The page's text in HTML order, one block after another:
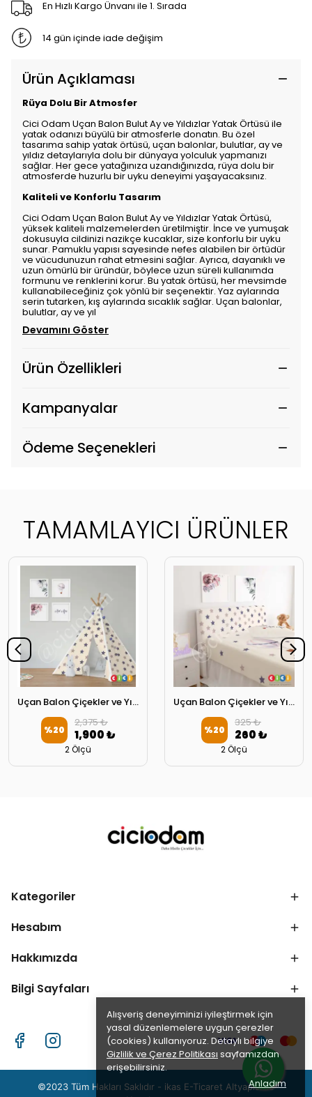
Alışveriş deneyiminizi iyileştirmek için
yasal düzenlemelere uygun çerezler
(cookies) kullanıyoruz. Detaylı bilgiye
Gizlilik ve Çerez Politikası sayfamızdan
erişebilirsiniz.
Anladım
En Hızlı Kargo Ünvanı ile 1. Sırada
14 gün içinde iade değişim
Ürün Açıklaması
Rüya Dolu Bir Atmosfer
Cici Odam Uçan Balon Bulut Ay ve Yıldızlar Yatak Örtüsü ile
yatak odanızı büyülü bir atmosferle donatın. Bu özel
tasarıma sahip yatak örtüsü, uçan balonlar, bulutlar, ay ve
yıldız detaylarıyla dolu bir dünyaya yolculuk yapmanızı
sağlar. Her gece yatağınıza uzandığınızda, rüya dolu bir
atmosferde huzurlu bir uyku deneyimi yaşayacaksınız.
Kaliteli ve Konforlu Tasarım
Cici Odam Uçan Balon Bulut Ay ve Yıldızlar Yatak Örtüsü,
yüksek kaliteli malzemelerden üretilmiştir. İnce ve yumuşak
dokusuyla cildinizi nazikçe kucaklar, size konforlu bir uyku
sunar. Pamuklu yapısı sayesinde nefes alabilen bir örtüdür
ve vücudunuzun rahat etmesini sağlar. Ayrıca, dayanıklı ve
uzun ömürlü bir üründür, böylece uzun süreli kullanımda
formunu ve renklerini korur. Bu yatak örtüsü, her mevsimde
kullanabileceğiniz çok yönlü bir seçenektir. Yaz aylarında
serin tutarken, kış aylarında sıcaklık sağlar. Uçan balonlar,
bulutlar, ay ve yıl
Devamını Göster
Ürün Özellikleri
Kampanyalar
Ödeme Seçenekleri
TAMAMLAYICI ÜRÜNLER
Uçan Balon Çiçekler ve Yıldızlar Oyun Çadırı
%20
2,375 ₺
1,900 ₺
2 Ölçü
Uçan Balon Çiçekler ve Yıldızlar Başlık Kılıfı
%20
325 ₺
260 ₺
2 Ölçü
Kategoriler
Hesabım
Hakkımızda
Bilgi Sayfaları
©2023 Tüm Hakları Saklıdır - ikas E-Ticaret Altyapısı ile